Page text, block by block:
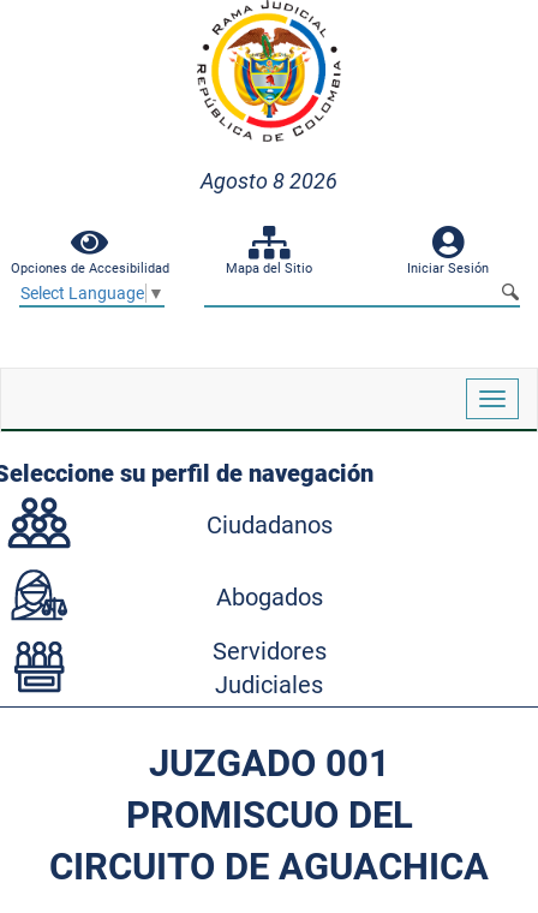
Agosto 8 2026
Opciones de Accesibilidad Mapa del Sitio Iniciar Sesión
Select Language ▼
su perfil de navegación
Ciudadanos
Abogados
Servidores
Judiciales
JUZGADO 001
PROMISCUO DEL
CIRCUITO DE AGUACHICA